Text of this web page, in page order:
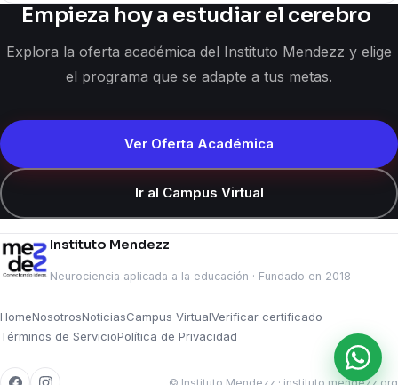
Empieza hoy a estudiar el cerebro
Explora la oferta académica del Instituto Mendezz y elige
el programa que se adapte a tus metas.
Ver Oferta Académica
Ir al Campus Virtual
Instituto Mendezz
Neurociencia aplicada a la educación · Fundado en 2018
HomeNosotrosNoticiasCampus VirtualVerificar certificado
Términos de ServicioPolítica de Privacidad